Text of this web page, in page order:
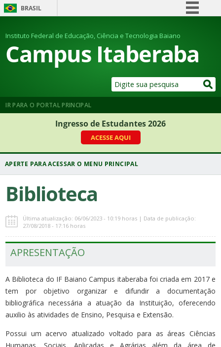
BRASIL
Comunica BR
Participe
Legislação
Instituto Federal de Educação, Ciência e Tecnologia Baiano
Campus Itaberaba
IR PARA O PORTAL PRINCIPAL
Ingresso de Estudantes 2026
ACESSE AQUI
Biblioteca
Última atualização: 06/06/2023 - 10:19 horas | Data de publicação:
27/08/2018 - 17:16 horas
APRESENTAÇÃO
A Biblioteca do IF Baiano Campus itaberaba foi criada em 2017 e
tem por objetivo organizar e difundir a documentação
bibliográfica necessária a atuação da Instituição, oferecendo
auxilio às atividades de Ensino, Pesquisa e Extensão.
Possui um acervo atualizado voltado para as áreas Ciências